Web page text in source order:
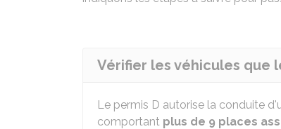
Vérifier les véhicules que
Le permis D autorise la conduite
comportant plus de 9 places